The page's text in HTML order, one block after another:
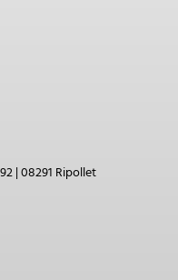
| 08291 Ripollet